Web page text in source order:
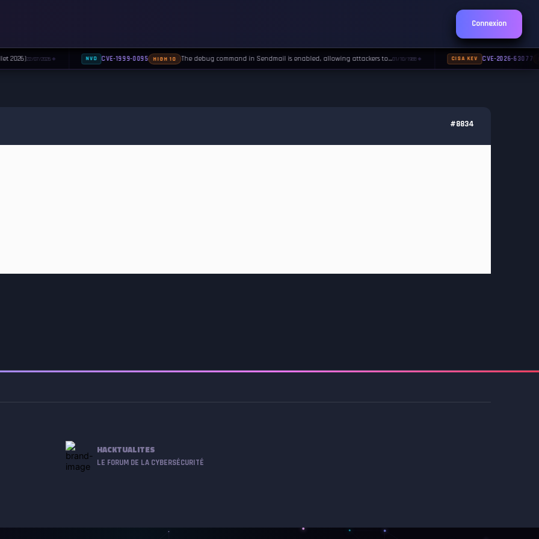
Connexion
#8834
HACKTUALITES
LE FORUM DE LA CYBERSÉCURITÉ
2026)22/07/2026 ◆ NVD CVE-1999-0095 HIGH 10 The debug command in Sendmail is enabled, allowing attackers to…01/10/1988 ◆ CISA KEV CVE-2026-63077